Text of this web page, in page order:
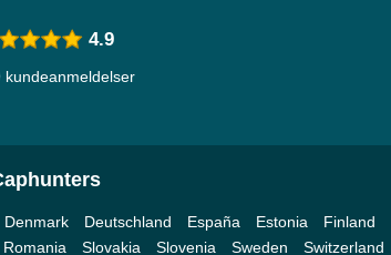
4.9
kundeanmeldelser
Denmark Deutschland España Estonia Finland
Romania Slovakia Slovenia Sweden Switzerland